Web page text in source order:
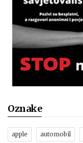
Oznake
apple automobil